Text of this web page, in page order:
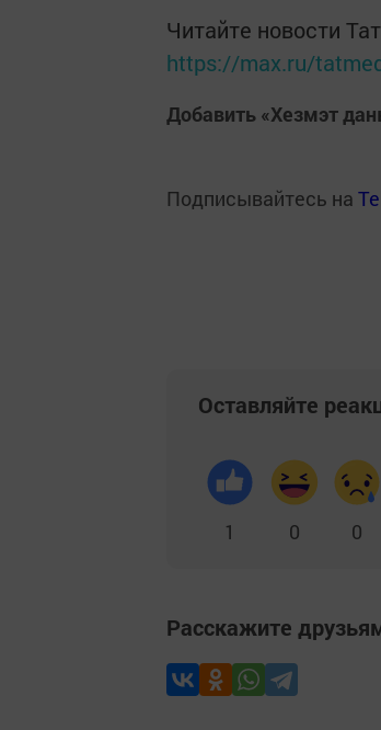
Читайте новости
https://max.ru/
Добавить «Хезмэт
Подписывайтесь на
Оставляйте
1 0 0
Расскажите